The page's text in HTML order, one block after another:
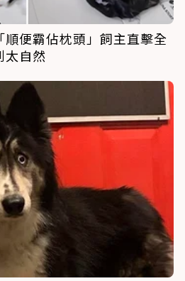
便霸佔枕頭」飼主直擊全
太自然